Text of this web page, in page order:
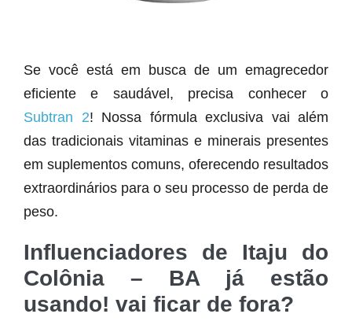
Se você está em busca de um emagrecedor
eficiente e saudável, precisa conhecer o
Subtran 2! Nossa fórmula exclusiva vai além
das tradicionais vitaminas e minerais presentes
em suplementos comuns, oferecendo resultados
extraordinários para o seu processo de perda de
peso.
Influenciadores de Itaju do
Colônia – BA já estão
usando! vai ficar de fora?